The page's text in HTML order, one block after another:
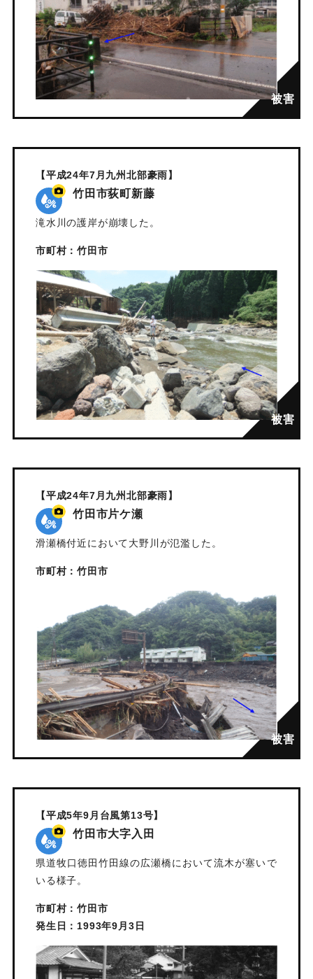
【平成24年7月九州北部豪雨】
竹田市荻町新藤
滝水川の護岸が崩壊した。
市町村：竹田市
【平成24年7月九州北部豪雨】
竹田市片ケ瀬
滑瀬橋付近において大野川が氾濫した。
市町村：竹田市
【平成5年9月台風第13号】
竹田市大字入田
県道牧口徳田竹田線の広瀬橋において流木が塞いで
いる様子。
市町村：竹田市
発生日：1993年9月3日